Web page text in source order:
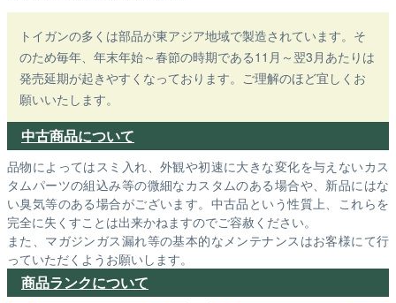
トイガンの多くは部品が東アジア地域で製造されています。そ
のため毎年、年末年始～春節の時期である11月～翌3月あたりは
発売延期が起きやすくなっております。ご理解のほど宜しくお
願いいたします。
中古商品について
品物によってはスミ入れ、外観や初速に大きな変化を与えないカス
タムパーツの組込み等の微細なカスタムのある場合や、新品にはな
い臭気等のある場合がございます。中古品という性質上、これらを
完全に失くすことは出来かねますのでご容赦ください。
また、マガジンガス漏れ等の基本的なメンテナンスはお客様にて行
っていただくようお願いします。
商品ランクについて